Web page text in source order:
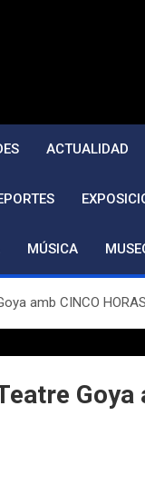
ACTUALIDAD
MÚSICA
amb CINCO
Goya